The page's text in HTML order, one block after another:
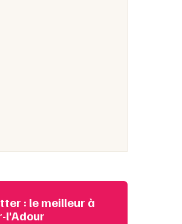
: le meilleur à
l'Adour